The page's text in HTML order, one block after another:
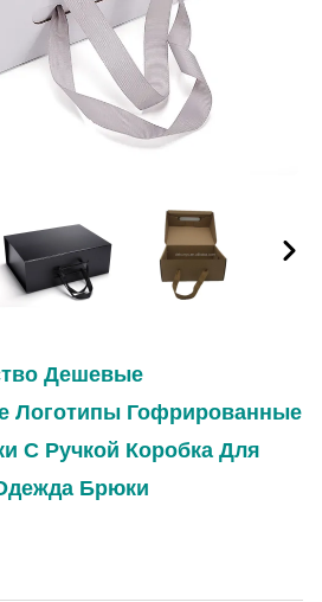
Дешевые
Логотипы Гофрированные
С Ручкой Коробка Для
Брюки